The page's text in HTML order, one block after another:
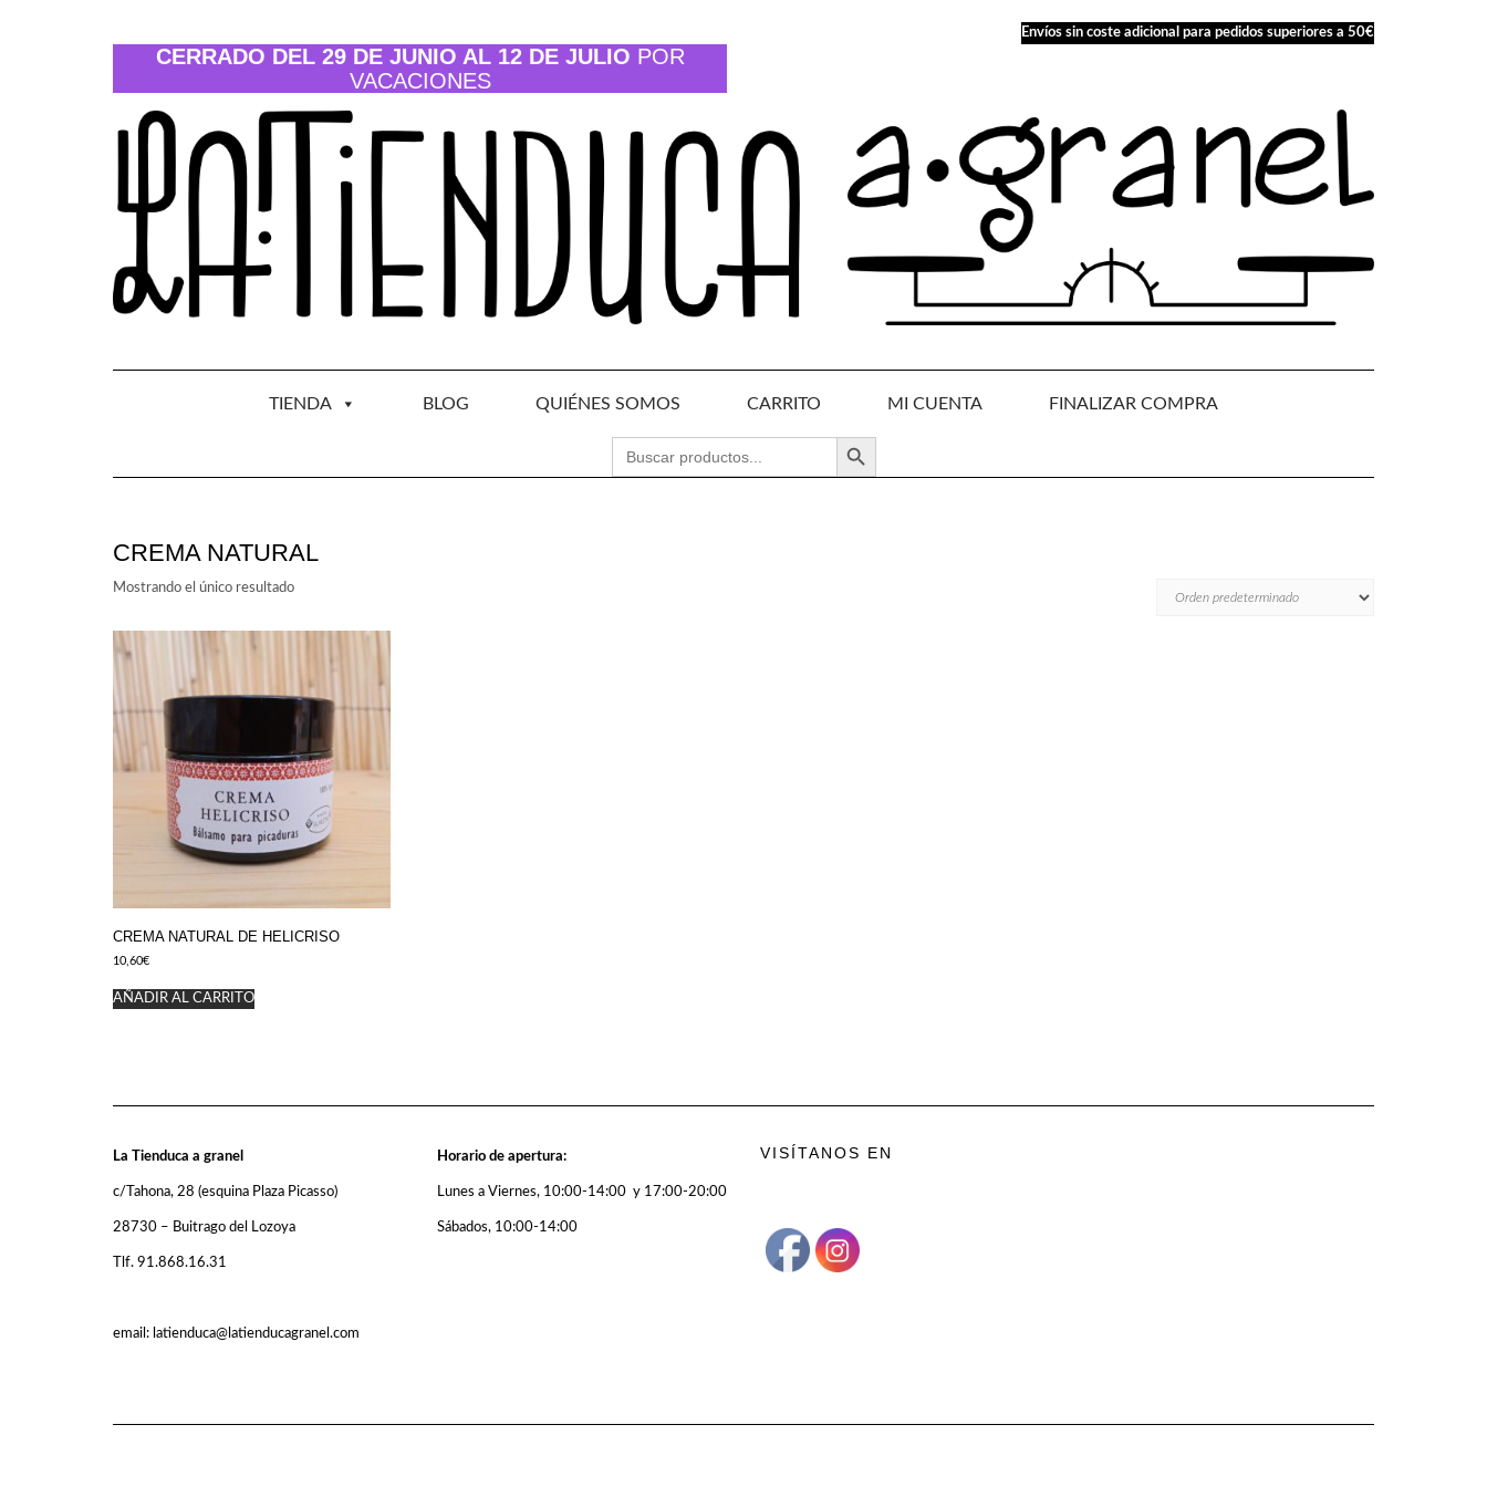
CERRADO DEL 29 DE JUNIO AL 12 DE JULIO POR
VACACIONES
Envíos sin coste adicional para pedidos superiores a 50€
TIENDA BLOG QUIÉNES SOMOS CARRITO MI CUENTA FINALIZAR COMPRA
BUSCAR:
BOTÓN DE BÚSQUEDA
CREMA NATURAL
Mostrando el único resultado
CREMA NATURAL DE HELICRISO
10,60€
AÑADIR AL CARRITO
La Tienduca a granel
c/Tahona, 28 (esquina Plaza Picasso)
28730 – Buitrago del Lozoya
Tlf. 91.868.16.31
email: latienduca@latienducagranel.com
Horario de apertura:
Lunes a Viernes, 10:00-14:00 y 17:00-20:00
Sábados, 10:00-14:00
VISÍTANOS EN